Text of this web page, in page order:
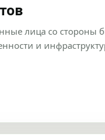
лица со стороны
и